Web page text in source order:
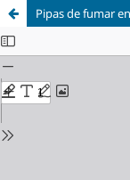
Pipas de fumar